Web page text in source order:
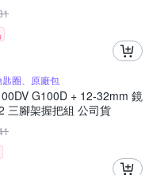
圈、原廠包
G100D + 12-32mm 鏡
三腳架握把組 公司貨